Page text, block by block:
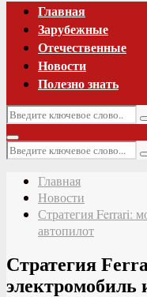
Главная
Зарубежные
Отечественные
Новости
Полезно знать
Искать:
Основное
меню
Искать:
Главная
Новости
Стратегия Ferrari:
автопилот
Стратегия
электромобиль